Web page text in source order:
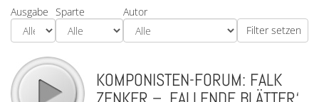
Ausgabe Sparte Autor
KOMPONISTEN-FORUM: FALK